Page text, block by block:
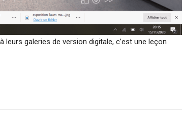
leurs galeries de version digitale, c’est une leçon